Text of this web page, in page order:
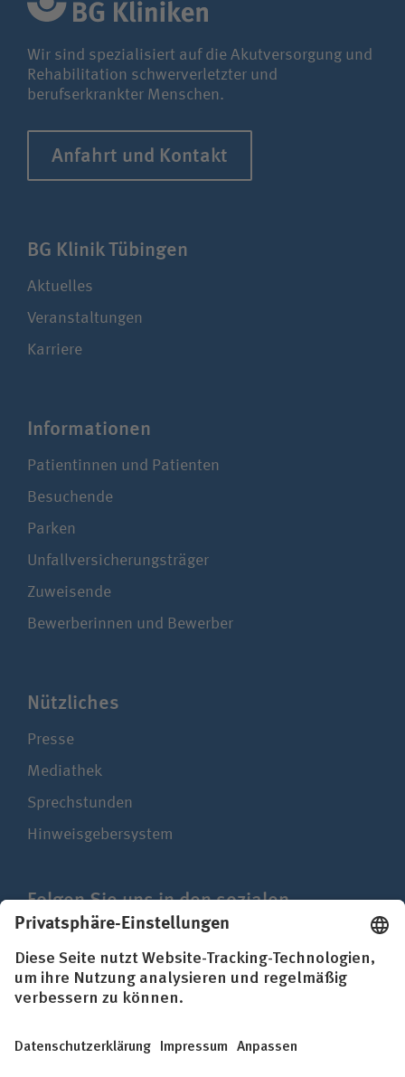
Wir sind spezialisiert auf die Akutversorgung und
Rehabilitation schwerverletzter und
berufserkrankter Menschen.
Anfahrt und Kontakt
BG Klinik Tübingen
Aktuelles
Veranstaltungen
Karriere
Infor­ma­tionen
Patientinnen und Patienten
Besuchende
Parken
Unfallversicherungsträger
Zuweisende
Bewerberinnen und Bewerber
Nützliches
Presse
Mediathek
Sprechstunden
Hinweisgebersystem
Folgen Sie uns in den sozialen
Netzwerken